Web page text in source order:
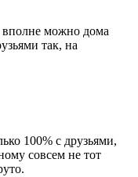
вполне можно дома
так, на
100% с друзьями,
совсем не тот